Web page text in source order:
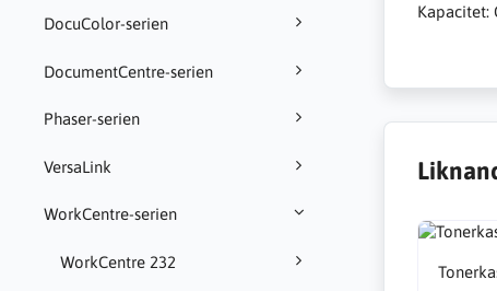
DocuColor-serien
DocumentCentre-serien
Phaser-serien
VersaLink
WorkCentre-serien
WorkCentre 232
Kapacitet: